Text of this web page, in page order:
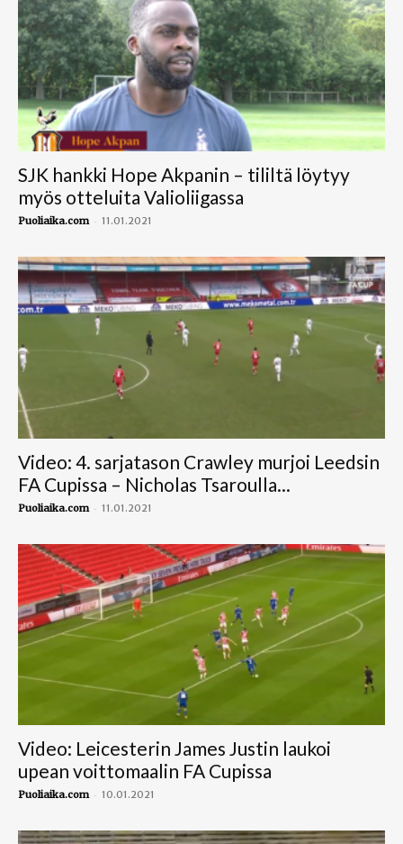
SJK hankki Hope Akpanin – tililtä löytyy
myös otteluita Valioliigassa
Puoliaika.com - 11.01.2021
Video: 4. sarjatason Crawley murjoi Leedsin
FA Cupissa – Nicholas Tsaroulla...
Puoliaika.com - 11.01.2021
Video: Leicesterin James Justin laukoi
upean voittomaalin FA Cupissa
Puoliaika.com - 10.01.2021